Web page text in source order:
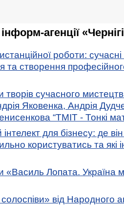
агенції
роботи:
та створення
творів сучасного
Яковенка, Андрія
“ТМІТ - Тонкі
для бізнесу: де
користуватись та які
«Василь Лопата. Україна
від Народного